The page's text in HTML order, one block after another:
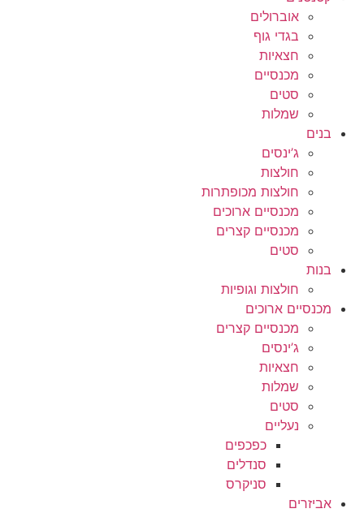
אוברולים
בגדי גוף
חצאיות
מכנסיים
סטים
שמלות
בנים
ג’ינסים
חולצות
חולצות מכופתרות
מכנסיים ארוכים
מכנסיים קצרים
סטים
בנות
חולצות וגופיות
מכנסיים ארוכים
מכנסיים קצרים
ג’ינסים
חצאיות
שמלות
סטים
נעליים
כפכפים
סנדלים
סניקרס
אביזרים